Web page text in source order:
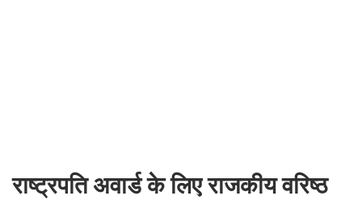
राष्ट्रपति अवार्ड के लिए राजकीय वरिष्ठ